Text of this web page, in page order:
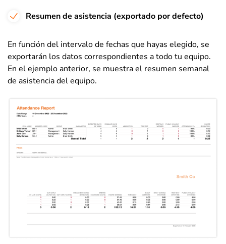
Resumen de asistencia (exportado por defecto)
En función del intervalo de fechas que hayas elegido, se
exportarán los datos correspondientes a todo tu equipo.
En el ejemplo anterior, se muestra el resumen semanal
de asistencia del equipo.